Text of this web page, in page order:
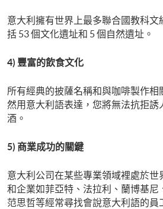
意大利擁有世界上最多聯合國教科文
括 53 個文化遺址和 5 個自然遺址。
4) 豐富的飲食文化
所有經典的披薩名稱和與咖啡製作相
然用意大利語表達，您將無法抗拒誘
酒。
5) 商業成功的關鍵
意大利公司在某些專業領域裡處於世
和企業如菲亞特、法拉利、蘭博基尼
范思哲等經常尋找會說意大利語的員